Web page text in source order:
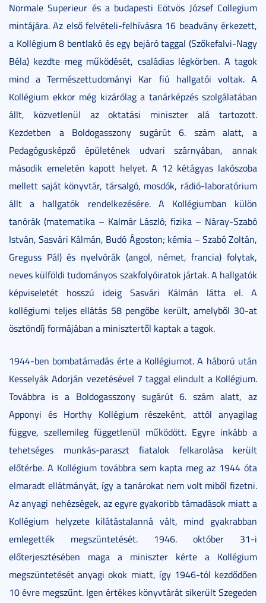
Normale Superieur és a budapesti Eötvös József Collegium
mintájára. Az első felvételi-felhívásra 16 beadvány érkezett,
a Kollégium 8 bentlakó és egy bejáró taggal (Szőkefalvi-Nagy
Béla) kezdte meg működését, családias légkörben. A tagok
mind a Természettudományi Kar fiú hallgatói voltak. A
Kollégium ekkor még kizárólag a tanárképzés szolgálatában
állt, közvetlenül az oktatási miniszter alá tartozott.
Kezdetben a Boldogasszony sugárút 6. szám alatt, a
Pedagógusképző épületének udvari szárnyában, annak
második emeletén kapott helyet. A 12 kétágyas lakószoba
mellett saját könyvtár, társalgó, mosdók, rádió-laboratórium
állt a hallgatók rendelkezésére. A Kollégiumban külön
tanórák (matematika – Kalmár László; fizika – Náray-Szabó
István, Sasvári Kálmán, Budó Ágoston; kémia – Szabó Zoltán,
Greguss Pál) és nyelvórák (angol, német, francia) folytak,
neves külföldi tudományos szakfolyóiratok jártak. A hallgatók
képviseletét hosszú ideig Sasvári Kálmán látta el. A
kollégiumi teljes ellátás 58 pengőbe került, amelyből 30-at
ösztöndíj formájában a minisztertől kaptak a tagok.
1944-ben bombatámadás érte a Kollégiumot. A háború után
Kesselyák Adorján vezetésével 7 taggal elindult a Kollégium.
Továbbra is a Boldogasszony sugárút 6. szám alatt, az
Apponyi és Horthy Kollégium részeként, attól anyagilag
függve, szellemileg függetlenül működött. Egyre inkább a
tehetséges munkás-paraszt fiatalok felkarolása került
előtérbe. A Kollégium továbbra sem kapta meg az 1944 óta
elmaradt ellátmányát, így a tanárokat nem volt miből fizetni.
Az anyagi nehézségek, az egyre gyakoribb támadások miatt a
Kollégium helyzete kilátástalanná vált, mind gyakrabban
emlegették megszüntetését. 1946. október 31-i
előterjesztésében maga a miniszter kérte a Kollégium
megszüntetését anyagi okok miatt, így 1946-tól kezdődően
10 évre megszűnt. Igen értékes könyvtárát sikerült Szegeden